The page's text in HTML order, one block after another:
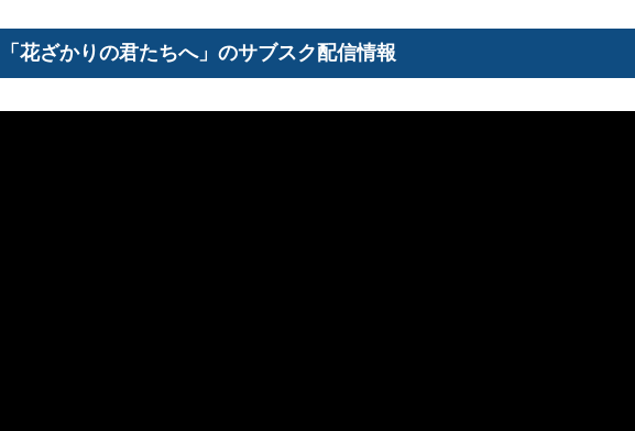
花ざかりの君たちへ」のサブスク配信情報